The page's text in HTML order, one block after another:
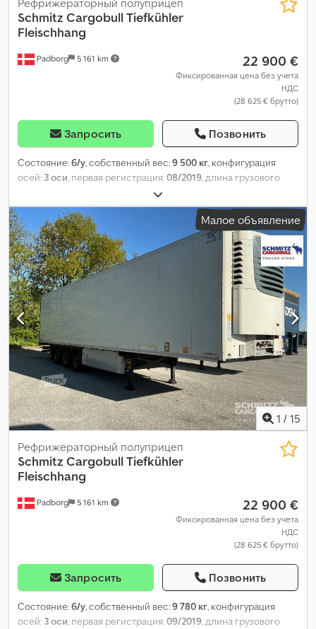
Padborg 5 161 km
Schmitz CargobullTiefkühler
Fleischhang
22 900 €
Фиксированная цена без учета
НДС
(28 625 € брутто)
Запросить Позвонить
Состояние:б/у, собственный вес:9 500 кг, конфигурация
осей: 3 оси , первая регистрация:08/2019 , длина грузового
, ширина пространства для загрузки:
мм, высота грузового отсека:2 650 мм, объем грузового
пространства:88 м³ , размер шины:385/55
R22,5, Год выпуска:2019 739 638 км, Оборудование:
ABS,
Малое объявление
1 / 15
Padborg 5 161 km
Рефрижераторный полуприцеп
Schmitz CargobullTiefkühler
Fleischhang
22 900 €
Фиксированная цена без учета
НДС
(28 625 € брутто)
Запросить Позвонить
Состояние:б/у, собственный вес:9 780 кг, конфигурация
осей: 3 оси, первая регистрация:09/2019, длина грузового